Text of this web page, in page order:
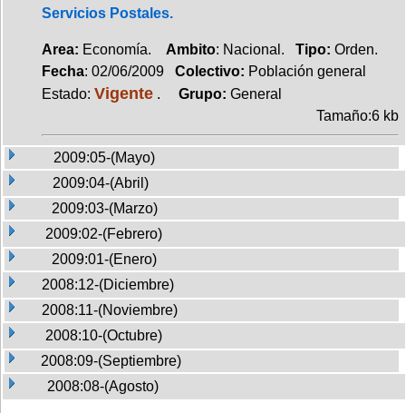
Servicios Postales.
Area: Economía. Ambito: Nacional. Tipo: Orden.
Fecha: 02/06/2009 Colectivo: Población general
Estado: Vigente . Grupo: General
Tamaño:6 kb
2009:05-(Mayo)
2009:04-(Abril)
2009:03-(Marzo)
2009:02-(Febrero)
2009:01-(Enero)
2008:12-(Diciembre)
2008:11-(Noviembre)
2008:10-(Octubre)
2008:09-(Septiembre)
2008:08-(Agosto)